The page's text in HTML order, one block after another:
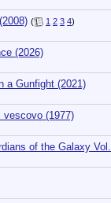
( 1 2 3 4)
(2026)
a Gunfight (2021)
vescovo (1977)
of the Galaxy